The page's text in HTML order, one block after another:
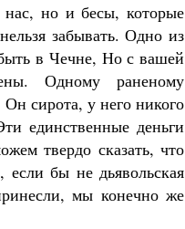
но и бесы, которые
забывать. Одно из
в Чечне, Но с вашей
Одному раненому
сирота, у него никого
единственные деньги
твердо сказать, что
бы не дьявольская
мы конечно же